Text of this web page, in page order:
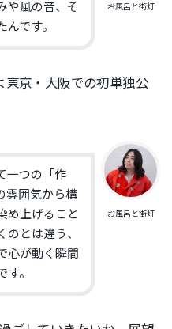
お風呂と街灯
や風の音、そ
です。
東京・大阪での初単独公
お風呂と街灯
一つの「作
雰囲気から構
め上げること
のとは違う、
心が動く瞬間
。